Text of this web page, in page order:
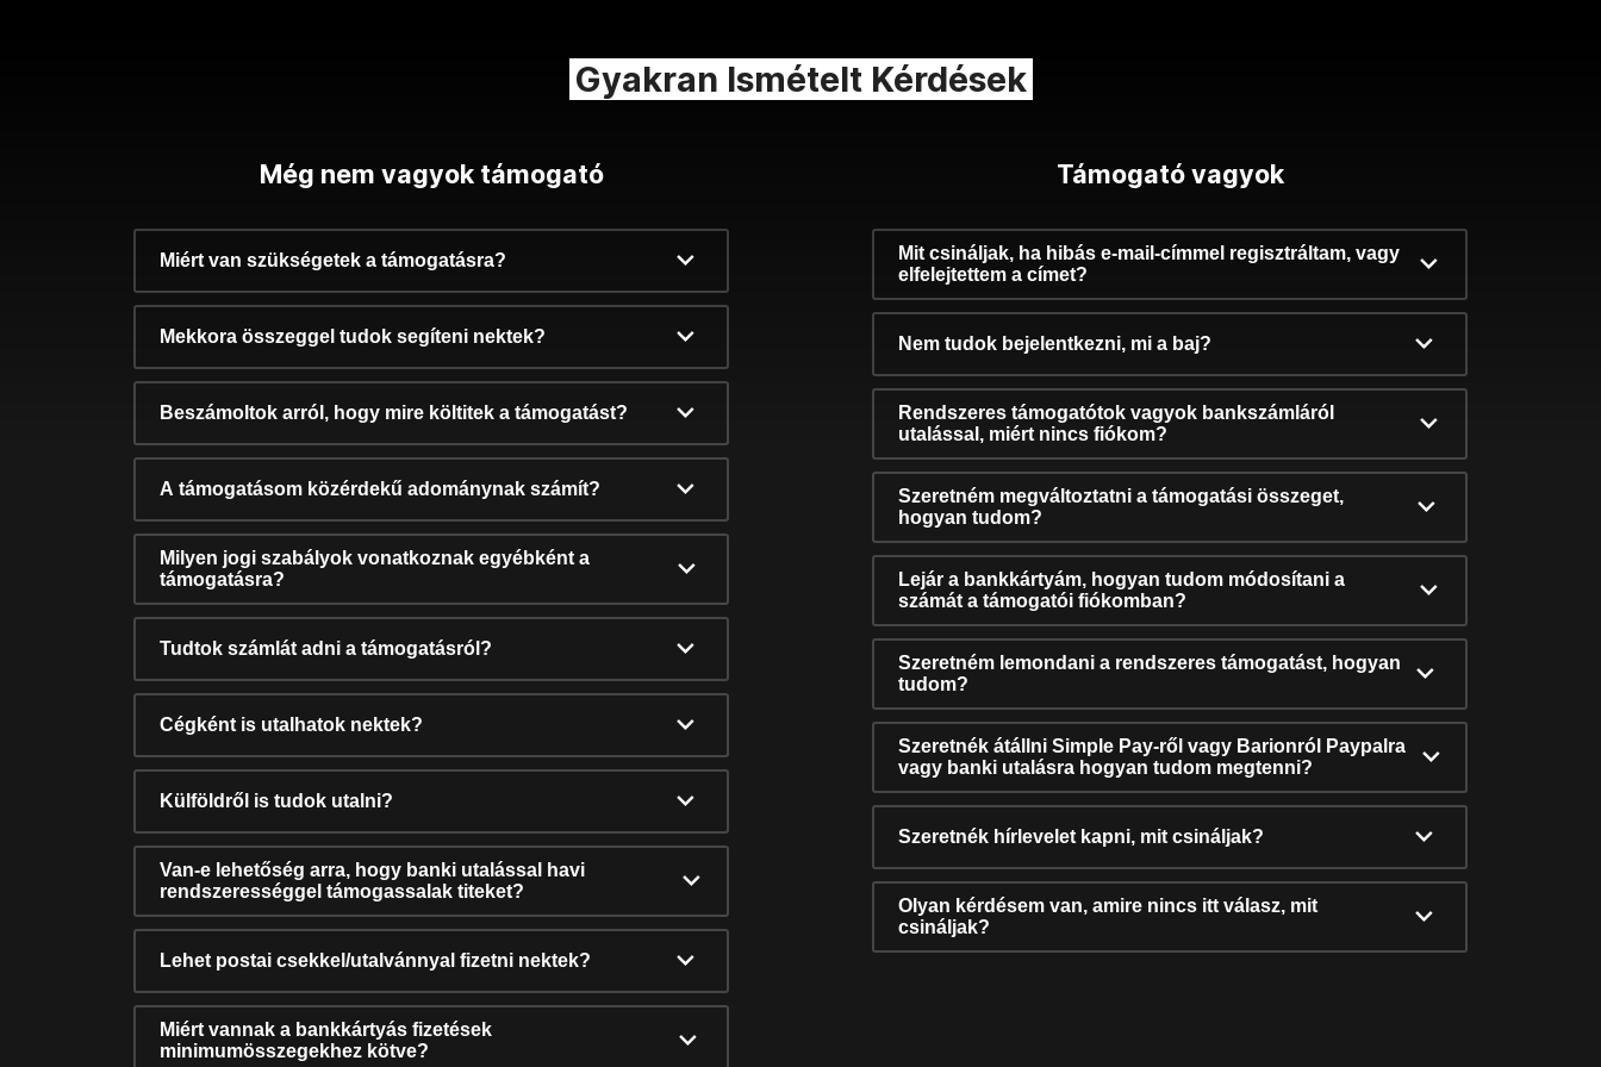
Gyakran Ismételt Kérdések
Még nem vagyok támogató
Miért van szükségetek a támogatásra?
Mekkora összeggel tudok segíteni nektek?
Beszámoltok arról, hogy mire költitek a támogatást?
A támogatásom közérdekű adománynak számít?
Milyen jogi szabályok vonatkoznak egyébként a
támogatásra?
Tudtok számlát adni a támogatásról?
Cégként is utalhatok nektek?
Külföldről is tudok utalni?
Van-e lehetőség arra, hogy banki utalással havi
rendszerességgel támogassalak titeket?
Lehet postai csekkel/utalvánnyal fizetni nektek?
Miért vannak a bankkártyás fizetések
minimumösszegekhez kötve?
Támogató vagyok
Mit csináljak, ha hibás e-mail-címmel regisztráltam, vagy
elfelejtettem a címet?
Nem tudok bejelentkezni, mi a baj?
Rendszeres támogatótok vagyok bankszámláról
utalással, miért nincs fiókom?
Szeretném megváltoztatni a támogatási összeget,
hogyan tudom?
Lejár a bankkártyám, hogyan tudom módosítani a
számát a támogatói fiókomban?
Szeretném lemondani a rendszeres támogatást, hogyan
tudom?
Szeretnék átállni Simple Pay-ről vagy Barionról Paypalra
vagy banki utalásra hogyan tudom megtenni?
Szeretnék hírlevelet kapni, mit csináljak?
Olyan kérdésem van, amire nincs itt válasz, mit
csináljak?